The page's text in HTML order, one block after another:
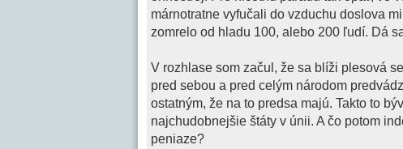
márnotratne vyfučali do vzduchu doslova
zomrelo od hladu 100, alebo 200 ľudí. Dá
V rozhlase som začul, že sa blíži plesová
pred sebou a pred celým národom
ostatným, že na to predsa majú. Takto to
najchudobnejšie štáty v únii. A čo potom
peniaze?